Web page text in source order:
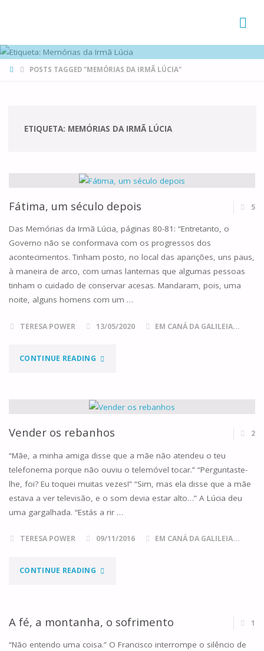
HOMEPOSTS TAGGED "MEMÓRIAS DA IRMÃ LÚCIA"
ETIQUETA: MEMÓRIAS DA IRMÃ LÚCIA
Fátima, um século depois 5
Das Memórias da Irmã Lúcia, páginas 80-81: “Entretanto, o
Governo não se conformava com os progressos dos
acontecimentos. Tinham posto, no local das aparições, uns paus,
à maneira de arco, com umas lanternas que algumas pessoas
tinham o cuidado de conservar acesas. Mandaram, pois, uma
noite, alguns homens com um …
TERESA POWER 13/05/2020 EM CANÁ DA GALILEIA...
CONTINUE READING"FÁTIMA,
SÉCULO
DEPOIS"
Vender os rebanhos 2
“Mãe, a minha amiga disse que a mãe não atendeu o teu
telefonema porque não ouviu o telemóvel tocar.” “Perguntaste-
lhe, foi? Eu toquei muitas vezes!” “Sim, mas ela disse que a mãe
estava a ver televisão, e o som devia estar alto…” A Lúcia deu
uma gargalhada. “Estás a rir …
TERESA POWER 09/11/2016 EM CANÁ DA GALILEIA...
CONTINUE READING"VENDER
REBANHOS"
A fé, a montanha, o sofrimento 1
“Não entendo uma coisa.” O Francisco interrompe o silêncio de